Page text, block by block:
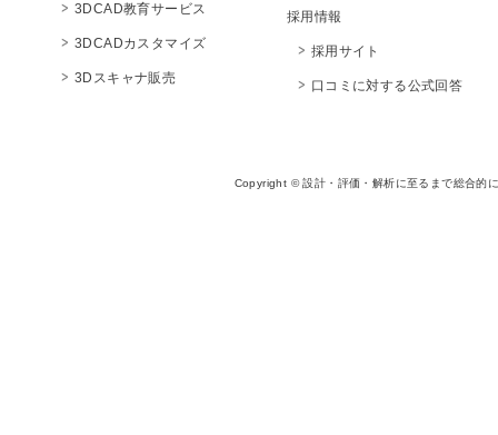
3DCAD教育サービス
3DCADカスタマイズ
3Dスキャナ販売
採用情報
採用サイト
口コミに対する公式回答
Copyright © 設計・評価・解析に至るまで総合的